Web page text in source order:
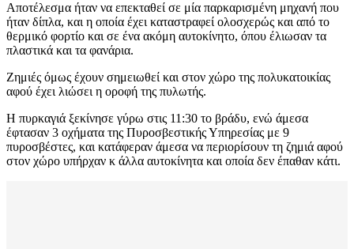
Αποτέλεσμα ήταν να επεκταθεί σε μία παρκαρισμένη μηχανή που
ήταν δίπλα, και η οποία έχει καταστραφεί ολοσχερώς και από το
θερμικό φορτίο και σε ένα ακόμη αυτοκίνητο, όπου έλιωσαν τα
πλαστικά και τα φανάρια.
Ζημιές όμως έχουν σημειωθεί και στον χώρο της πολυκατοικίας
αφού έχει λιώσει η οροφή της πυλωτής.
Η πυρκαγιά ξεκίνησε γύρω στις 11:30 το βράδυ, ενώ άμεσα
έφτασαν 3 οχήματα της Πυροσβεστικής Υπηρεσίας με 9
πυροσβέστες, και κατάφεραν άμεσα να περιορίσουν τη ζημιά αφού
στον χώρο υπήρχαν κ άλλα αυτοκίνητα και οποία δεν έπαθαν κάτι.